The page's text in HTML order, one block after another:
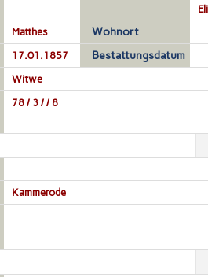
Matthes
Wohnort
17.01.1857
Bestattungsdatum
Witwe
78 / 3 / / 8
Kammerode